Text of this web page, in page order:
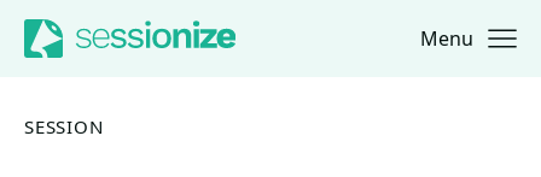
Jump to navigation
Jump to content Menu
SESSION